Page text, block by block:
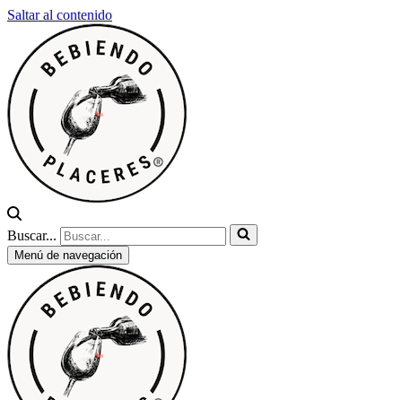
Saltar al contenido
Buscar...
Menú de navegación